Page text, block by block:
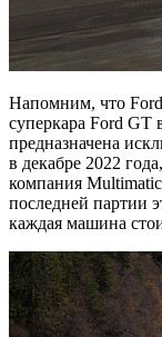
Напомним, что
суперкара Ford GT
предназначена
в декабре 2022
компания
последней партии
каждая машина